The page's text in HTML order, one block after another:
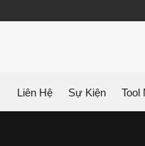
Liên Hệ Sự Kiện Tool